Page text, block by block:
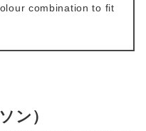
combination to fit
ン）